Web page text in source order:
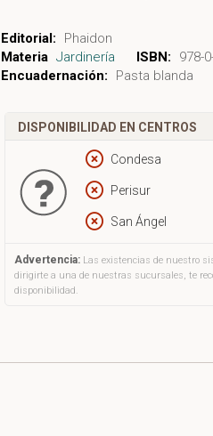
campestre, el botánico, el de
orden cronológico, se han
aportación al desarrollo del diseño
Editorial:
Phaidon
Materia Jardinería ISBN:
978-
Encuadernación:
Pasta blanda
DISPONIBILIDAD EN CENTROS
Condesa
Perisur
San Ángel
Advertencia: Las existencias de nuestro
dirigirte a una de nuestras sucursales, te
disponibilidad.